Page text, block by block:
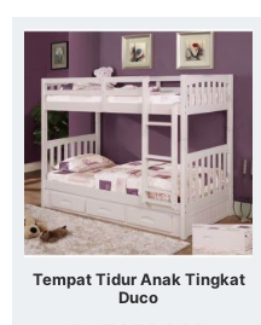
Tempat Tidur Anak Tingkat
Duco